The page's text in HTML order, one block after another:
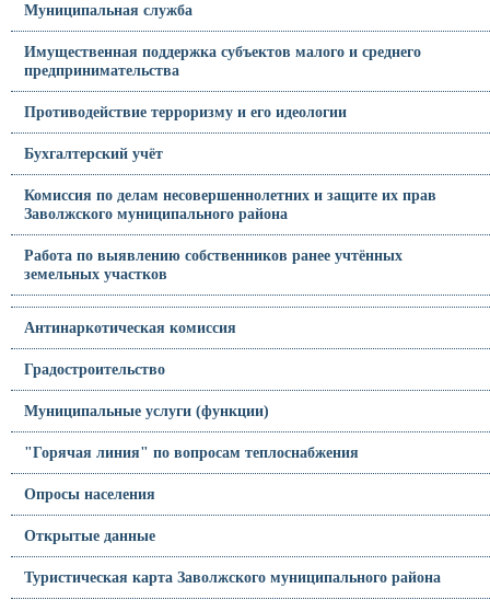
Муниципальная служба
Имущественная поддержка субъектов малого и среднего
предпринимательства
Противодействие терроризму и его идеологии
Бухгалтерский учёт
Комиссия по делам несовершеннолетних и защите их прав
Заволжского муниципального района
Работа по выявлению собственников ранее учтённых
земельных участков
Антинаркотическая комиссия
Градостроительство
Муниципальные услуги (функции)
"Горячая линия" по вопросам теплоснабжения
Опросы населения
Открытые данные
Туристическая карта Заволжского муниципального района